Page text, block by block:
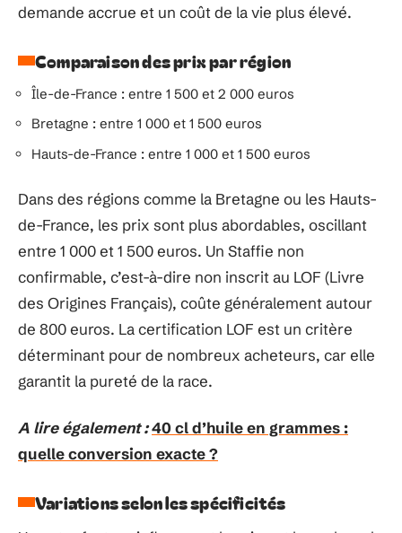
demande accrue et un coût de la vie plus élevé.
Comparaison des prix par région
Île-de-France : entre 1 500 et 2 000 euros
Bretagne : entre 1 000 et 1 500 euros
Hauts-de-France : entre 1 000 et 1 500 euros
Dans des régions comme la Bretagne ou les Hauts-
de-France, les prix sont plus abordables, oscillant
entre 1 000 et 1 500 euros. Un Staffie non
confirmable, c’est-à-dire non inscrit au LOF (Livre
des Origines Français), coûte généralement autour
de 800 euros. La certification LOF est un critère
déterminant pour de nombreux acheteurs, car elle
garantit la pureté de la race.
A lire également :40 cl d’huile en grammes :
quelle conversion exacte ?
Variations selon les spécificités